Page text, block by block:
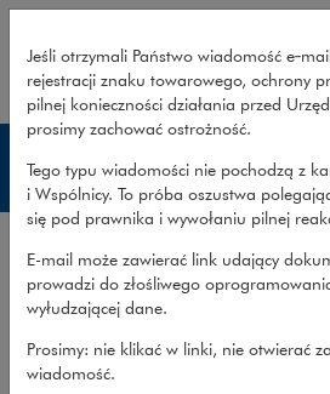
Ewa Kruszko –
Jeśli otrzymali Państwo wiadomość
rejestracji znaku towarowego, ochrony
pilnej konieczności działania przed
prosimy zachować ostrożność.
Tego typu wiadomości nie pochodzą z
i Wspólnicy. To próba oszustwa
się pod prawnika i wywołaniu pilnej
E-mail może zawierać link udający
prowadzi do złośliwego
wyłudzającej dane.
Prosimy: nie klikać w linki, nie otwierać
wiadomość.